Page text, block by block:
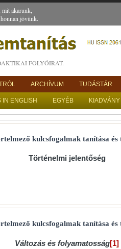
akarunk,
jövünk.
FOLYÓIRAT.
ARCHÍVUM TUDÁSTÁR
IN ENGLISH EGYÉB
kulcsfogalmak tanítása
Történelmi jelentőség
kulcsfogalmak tanítása és
Változás és folyamatosság[1]